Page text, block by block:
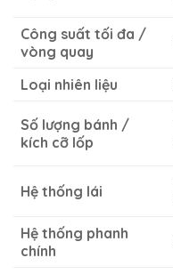
Công suất tối đa /
vòng quay
Loại nhiên liệu
Số lượng bánh /
kích cỡ lốp
Hệ thống lái
Hệ thống phanh
chính